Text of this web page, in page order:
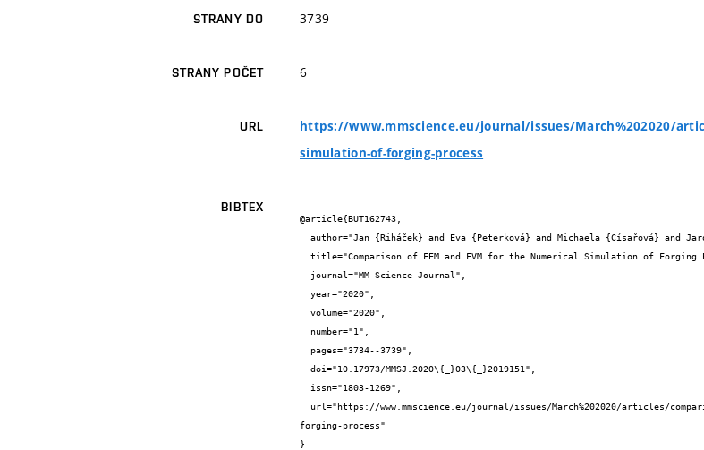
STRANY DO 3739
STRANY POČET 6
URL
https://www.mmscience.eu/journal/issues/March%202020/
simulation-of-forging-process
BIBTEX
@article{BUT162743,
forging-process"
}